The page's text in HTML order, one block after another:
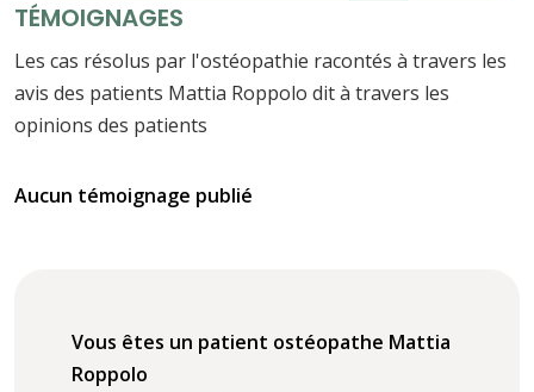
TÉMOIGNAGES
Les cas résolus par l'ostéopathie racontés à travers les
avis des patients Mattia Roppolo dit à travers les
opinions des patients
Aucun témoignage publié
Vous êtes un patient ostéopathe Mattia
Roppolo